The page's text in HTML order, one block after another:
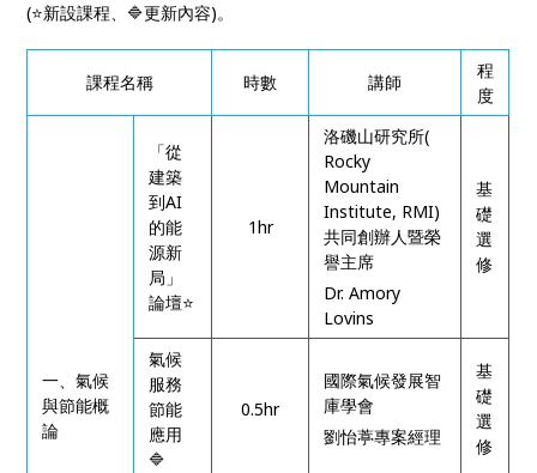
(⭐新設課程、🔷更新內容)。
課程名稱 時數 講師
程
度
一、氣候
與節能概
論
「從
建築
到AI
的能
源新
局」
論壇⭐
1hr
洛磯山研究所(
Rocky
Mountain
Institute, RMI)
共同創辦人暨榮
譽主席
Dr. Amory
Lovins
基
礎
選
修
氣候
服務
節能
應用
🔷
0.5hr
國際氣候發展智
庫學會
劉怡葶專案經理
基
礎
選
修